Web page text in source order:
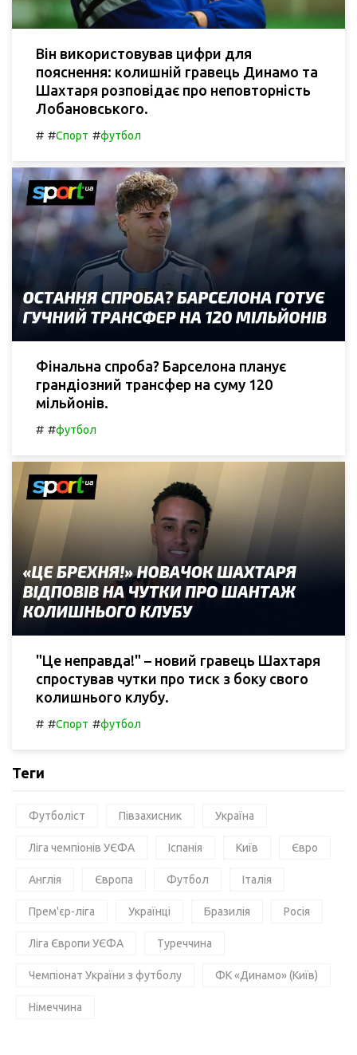
Він використовував цифри для
пояснення: колишній гравець Динамо та
Шахтаря розповідає про неповторність
Лобановського.
# #Спорт #футбол
Фінальна спроба? Барселона планує
грандіозний трансфер на суму 120
мільйонів.
# #футбол
"Це неправда!" – новий гравець Шахтаря
спростував чутки про тиск з боку свого
колишнього клубу.
# #Спорт #футбол
Теги
Футболіст Півзахисник Україна
Ліга чемпіонів УЄФА Іспанія Київ Євро
Англія Європа Футбол Італія
Прем'єр-ліга Українці Бразилія Росія
Ліга Європи УЄФА Туреччина
Чемпіонат України з футболу ФК «Динамо» (Київ)
Німеччина